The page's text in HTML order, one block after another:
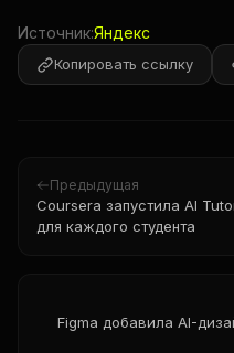
Источник:Яндекс
Копировать ссылку
Предыдущая
Coursera запустила AI
для каждого студента
Figma добавила AI-